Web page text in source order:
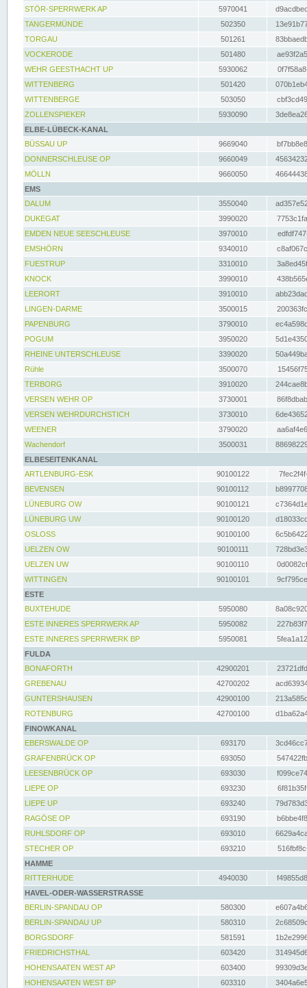
STÖR-SPERRWERK AP 5970041
TANGERMÜNDE
502350
TORGAU
501261
VOCKERODE
501480
WEHR GEESTHACHT UP
5930062
WITTENBERG
501420
WITTENBERGE
503050
ZOLLENSPIEKER
5930090
ELBE-LÜBECK-KANAL
BÜSSAU UP
9669040
DONNERSCHLEUSE OP
9660049
MÖLLN
9660050
EMS
DALUM
3550040
DUKEGAT
3990020
EMDEN NEUE SEESCHLEUSE
3970010
EMSHÖRN
9340010
FUESTRUP
3310010
KNOCK
3990010
LEERORT
3910010
LINGEN-DARME
3500015
PAPENBURG
3790010
POGUM
3950020
RHEINE UNTERSCHLEUSE
3390020
Rühle
3500070
TERBORG
3910020
VERSEN WEHR OP
3730001
VERSEN WEHRDURCHSTICH
3730010
WEENER
3790020
Wachendorf
3500031
ELBESEITENKANAL
ARTLENBURG-ESK
90100122
BEVENSEN
90100112
LÜNEBURG OW
90100121
LÜNEBURG UW
90100120
OSLOSS
90100100
UELZEN OW
90100111
UELZEN UW
90100110
WITTINGEN
90100101
ESTE
BUXTEHUDE
5950080
ESTE INNERES SPERRWERK AP
5950082
ESTE INNERES SPERRWERK BP
5950081
FULDA
BONAFORTH
42900201
GREBENAU
42700202
GUNTERSHAUSEN
42900100
ROTENBURG
42700100
FINOWKANAL
EBERSWALDE OP
693170
GRAFENBRÜCK OP
693050
LEESENBRÜCK OP
693030
LIEPE OP
693230
LIEPE UP
693240
RAGÖSE OP
693190
RUHLSDORF OP
693010
STECHER OP
693210
HAMME
RITTERHUDE
4940030
HAVEL-ODER-WASSERSTRASSE
BERLIN-SPANDAU OP
580300
BERLIN-SPANDAU UP
580310
BORGSDORF
581591
FRIEDRICHSTHAL
603420
HOHENSAATEN WEST AP
603400
HOHENSAATEN WEST BP
603310